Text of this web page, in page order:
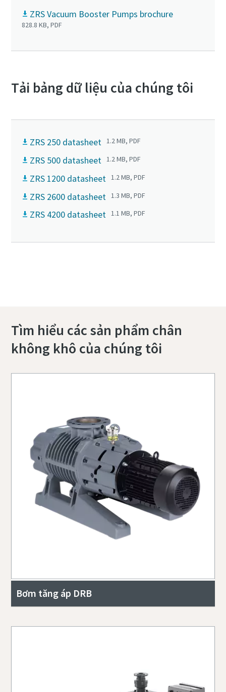
ZRS Vacuum Booster Pumps brochure
828.8 KB, PDF
Tải bảng dữ liệu của chúng tôi
ZRS 250 datasheet 1.2 MB, PDF
ZRS 500 datasheet 1.2 MB, PDF
ZRS 1200 datasheet 1.2 MB, PDF
ZRS 2600 datasheet 1.3 MB, PDF
ZRS 4200 datasheet 1.1 MB, PDF
Tìm hiểu các sản phẩm chân
không khô của chúng tôi
Bơm tăng áp DRB